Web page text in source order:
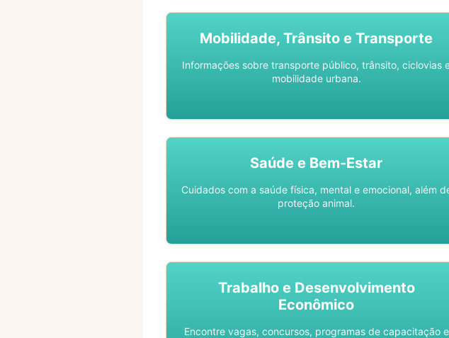
Mobilidade, Trânsito e Transporte
Informações sobre transporte público, trânsito, ciclovias
mobilidade urbana.
Saúde e Bem-Estar
Cuidados com a saúde física, mental e emocional, além
proteção animal.
Trabalho e Desenvolvimento
Econômico
Encontre vagas, concursos, programas de capacitação e